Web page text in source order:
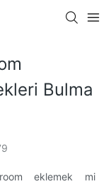
Bulma
eklemek mi